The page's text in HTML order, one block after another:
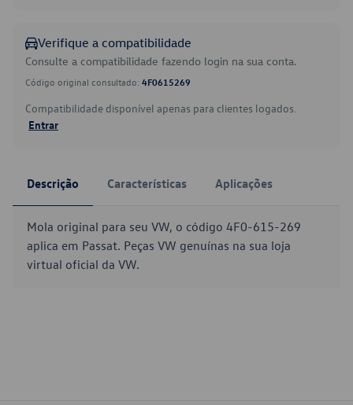
Verifique a compatibilidade
Consulte a compatibilidade fazendo login na sua conta.
Código original consultado: 4F0615269
Compatibilidade disponível apenas para clientes logados.
Entrar
Descrição Características Aplicações
Mola original para seu VW, o código 4F0-615-269
aplica em Passat. Peças VW genuínas na sua loja
virtual oficial da VW.